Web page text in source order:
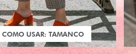
COMO USAR: TAMANCO